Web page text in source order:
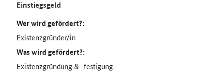
Einstiegsgeld
Wer wird gefördert?:
Existenzgründer/in
Was wird gefördert?:
Existenzgründung & -festigung